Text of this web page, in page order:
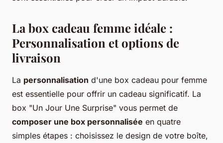
La box cadeau femme idéale :
Personnalisation et options de
livraison
La personnalisation d'une box cadeau pour femme
est essentielle pour offrir un cadeau significatif. La
box "Un Jour Une Surprise" vous permet de
composer une box personnalisée en quatre
simples étapes : choisissez le design de votre boîte,